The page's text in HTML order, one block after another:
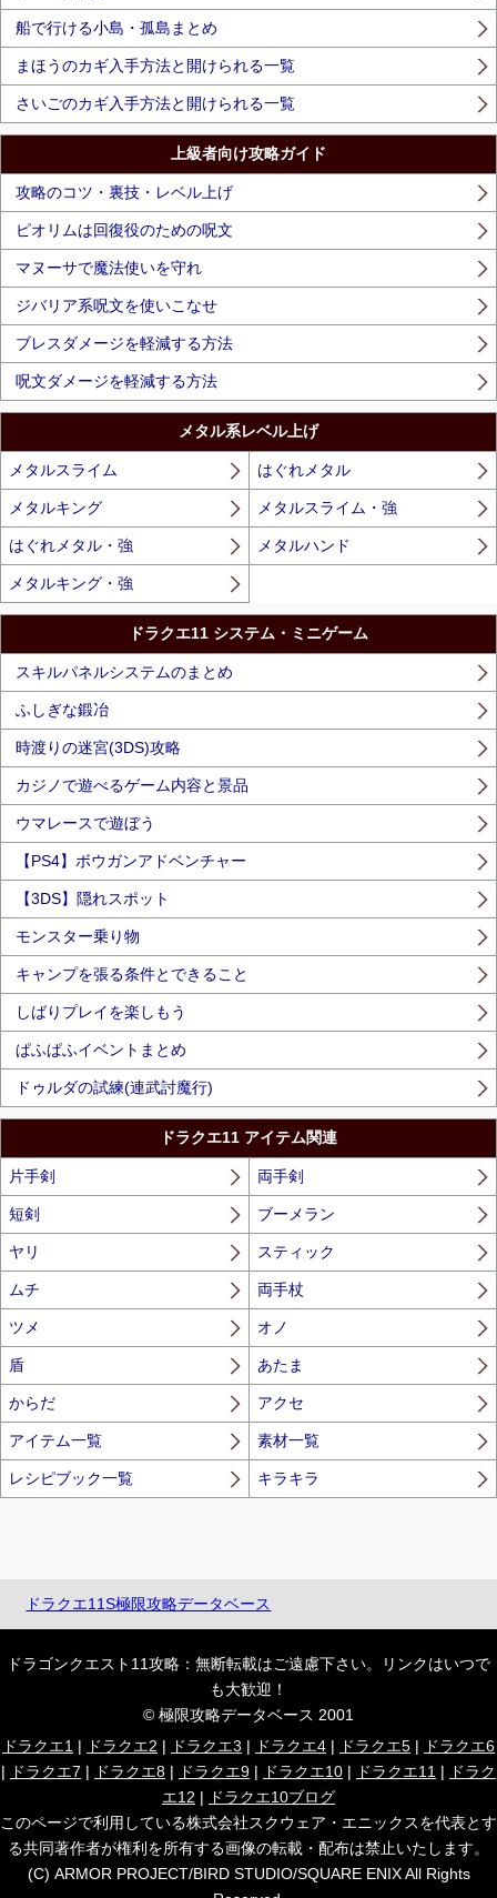
船で行ける小島・孤島まとめ
まほうのカギ入手方法と開けられる一覧
さいごのカギ入手方法と開けられる一覧
上級者向け攻略ガイド
攻略のコツ・裏技・レベル上げ
ピオリムは回復役のための呪文
マヌーサで魔法使いを守れ
ジバリア系呪文を使いこなせ
ブレスダメージを軽減する方法
呪文ダメージを軽減する方法
メタル系レベル上げ
メタルスライム はぐれメタル
メタルキング メタルスライム・強
はぐれメタル・強 メタルハンド
メタルキング・強
ドラクエ11 システム・ミニゲーム
スキルパネルシステムのまとめ
ふしぎな鍛冶
時渡りの迷宮(3DS)攻略
カジノで遊べるゲーム内容と景品
ウマレースで遊ぼう
【PS4】ボウガンアドベンチャー
【3DS】隠れスポット
モンスター乗り物
キャンプを張る条件とできること
しばりプレイを楽しもう
ぱふぱふイベントまとめ
ドゥルダの試練(連武討魔行)
ドラクエ11 アイテム関連
片手剣 両手剣
短剣 ブーメラン
ヤリ スティック
ムチ 両手杖
ツメ オノ
盾 あたま
からだ アクセ
アイテム一覧 素材一覧
レシピブック一覧 キラキラ
ドラクエ11S極限攻略データベース
ドラゴンクエスト11攻略：無断転載はご遠慮下さい。リンクはいつで
も大歓迎！
© 極限攻略データベース 2001
ドラクエ1 | ドラクエ2 | ドラクエ3 | ドラクエ4 | ドラクエ5 |
ドラクエ6
|
ドラクエ7 | ドラクエ8 | ドラクエ9 | ドラクエ10 | ドラクエ11 |
ドラク
エ12 |
ドラクエ10ブログ
このページで利用している株式会社スクウェア・エニックスを代表とす
る共同著作者が権利を所有する画像の転載・配布は禁止いたします。
(C) ARMOR PROJECT/BIRD STUDIO/SQUARE ENIX All Rights